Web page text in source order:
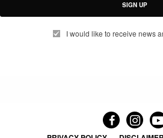
SIGN UP
I would like to receive news